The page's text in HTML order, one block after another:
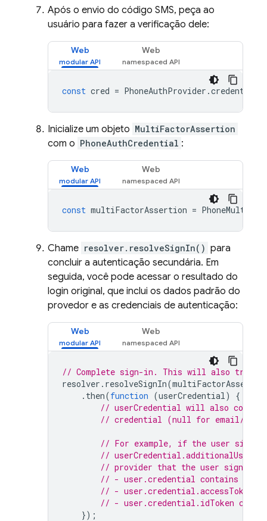
Após o envio do código SMS, peça ao
usuário para fazer a verificação dele:
Web Web
const cred = PhoneAuthProvider .credential
Inicialize um objeto MultiFactorAssertion
com o PhoneAuthCredential :
Web Web
const multiFactorAssertion =
Chame resolver.resolveSignIn() para
concluir a autenticação secundária. Em
seguida, você pode acessar o resultado do
login original, que inclui os dados padrão do
provedor e as credenciais de autenticação:
Web Web
// Complete sign-in. This will also
resolver . resolveSignIn(
. then(function (userCredential)
{
// userCredential will also
// credential (null for email/
// For example, if the user
//
// provider that the user signed
// - user.credential contains the
// - user.credential.accessToken
// - user.credential.idToken
});